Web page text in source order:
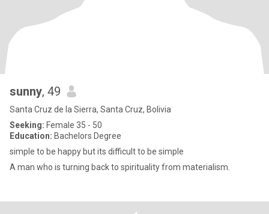
sunny, 49
Santa Cruz de la Sierra, Santa Cruz, Bolivia
Seeking: Female 35 - 50
Education: Bachelors Degree
simple to be happy but its difficult to be simple
A man who is turning back to spirituality from materialism.